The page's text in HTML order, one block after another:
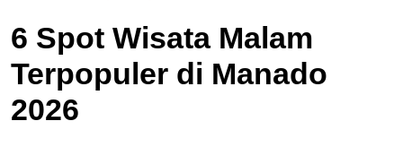
6 Spot Wisata Malam
Terpopuler di Manado
2026